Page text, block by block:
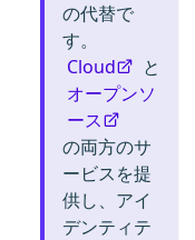
の代替で
す。
Cloud
と
オープンソ
ース
の両方のサ
ービスを提
供し、アイ
デンティテ